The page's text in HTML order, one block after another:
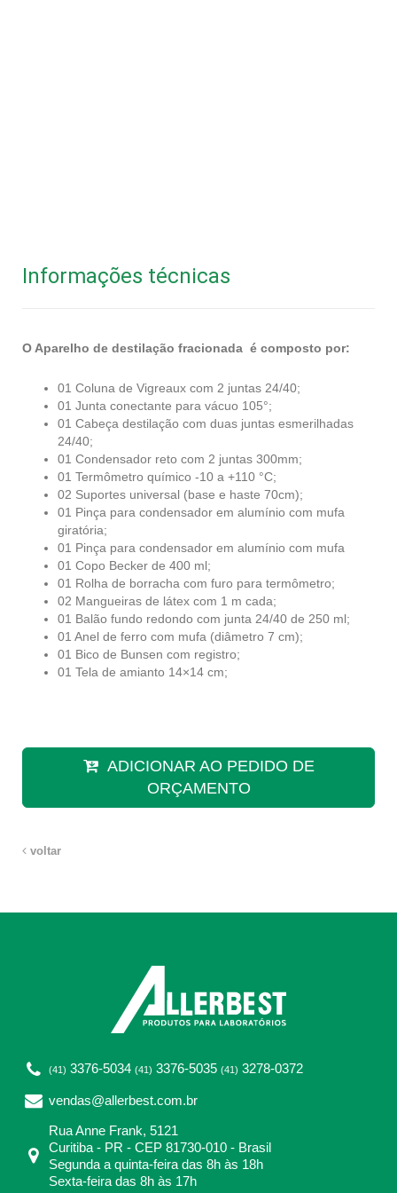
Informações técnicas
O Aparelho de destilação fracionada é composto por:
01 Coluna de Vigreaux com 2 juntas 24/40;
01 Junta conectante para vácuo 105°;
01 Cabeça destilação com duas juntas esmerilhadas
24/40;
01 Condensador reto com 2 juntas 300mm;
01 Termômetro químico -10 a +110 °C;
02 Suportes universal (base e haste 70cm);
01 Pinça para condensador em alumínio com mufa
giratória;
01 Pinça para condensador em alumínio com mufa
01 Copo Becker de 400 ml;
01 Rolha de borracha com furo para termômetro;
02 Mangueiras de látex com 1 m cada;
01 Balão fundo redondo com junta 24/40 de 250 ml;
01 Anel de ferro com mufa (diâmetro 7 cm);
01 Bico de Bunsen com registro;
01 Tela de amianto 14×14 cm;
ADICIONAR AO PEDIDO DE
ORÇAMENTO
voltar
(41) 3376-5034 (41) 3376-5035 (41) 3278-0372
vendas@allerbest.com.br
Rua Anne Frank, 5121
Curitiba - PR - CEP 81730-010 - Brasil
Segunda a quinta-feira das 8h às 18h
Sexta-feira das 8h às 17h